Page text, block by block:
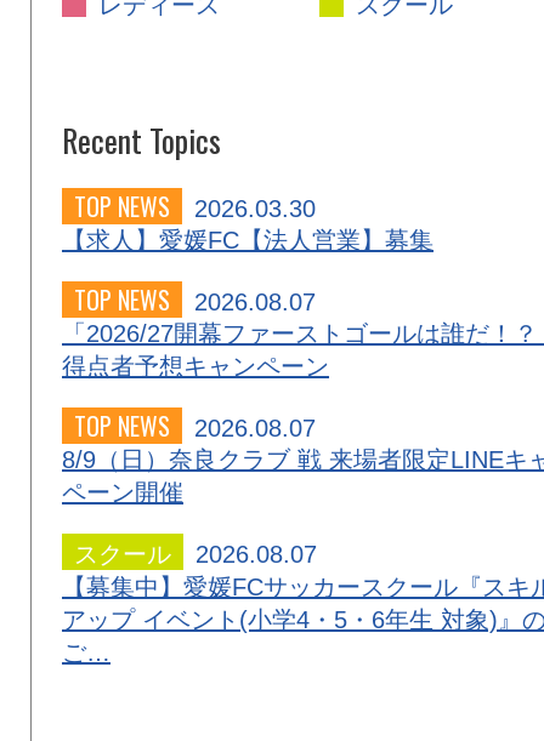
Recent Topics
TOP NEWS
2026.03.30
【求人】愛媛FC【法人営業】募集
TOP NEWS
2026.08.07
「2026/27開幕ファーストゴールは誰だ！？
得点者予想キャンペーン
TOP NEWS
2026.08.07
8/9（日）奈良クラブ 戦 来場者限定LINEキ
ペーン開催
スクール
2026.08.07
【募集中】愛媛FCサッカースクール『スキ
アップ イベント(小学4・5・6年生 対象)』
ご…